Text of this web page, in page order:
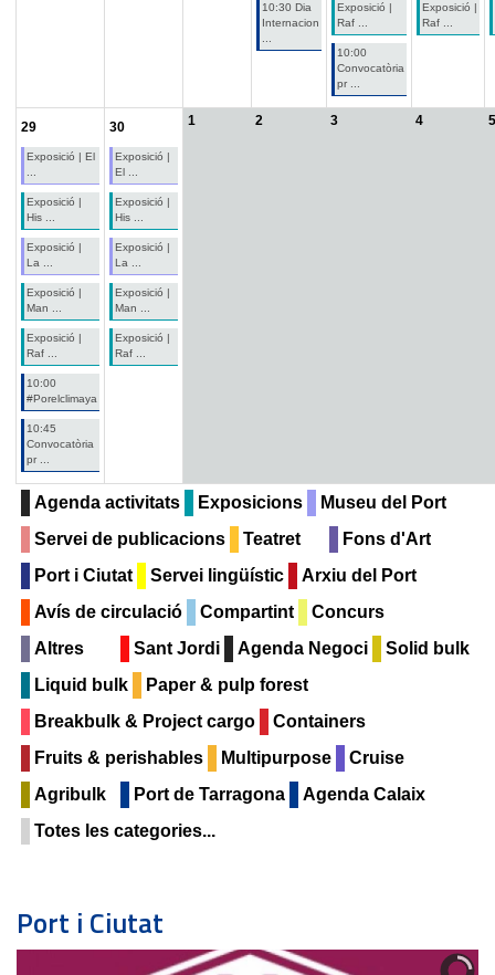
10:30 Dia
Internacion
Exposició |
Raf ...
10:00
Convocatòria
pr ...
Exposició |
Raf ...
29
Exposició | El
Exposició |
His ...
Exposició |
La ...
Exposició |
Man ...
Exposició |
Raf ...
10:00
#Porelclimaya
10:45
Convocatòria
pr ...
30
Exposició |
El ...
Exposició |
His ...
Exposició |
La ...
Exposició |
Man ...
Exposició |
Raf ...
1 2 3 4 5
Agenda activitats Exposicions
Museu del Port
Servei de publicacions
Teatret
Fons d'Art
Port i Ciutat
Servei lingüístic
Arxiu del Port
Avís de circulació
Compartint
Concurs
Altres
Sant Jordi Agenda Negoci
Solid bulk
Liquid bulk
Paper & pulp forest
Breakbulk & Project cargo
Containers
Fruits & perishables
Multipurpose
Cruise
Agribulk
Port de Tarragona
Agenda Calaix
Totes les categories...
Port i Ciutat